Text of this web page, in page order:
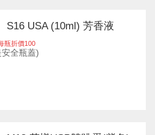
S16 USA (10ml) 芳香液
瓶折價100
全瓶蓋)